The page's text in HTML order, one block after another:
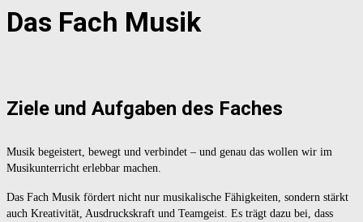
Das Fach Musik
Ziele und Aufgaben des Faches
Musik begeistert, bewegt und verbindet – und genau das wollen wir im
Musikunterricht erlebbar machen.
Das Fach Musik fördert nicht nur musikalische Fähigkeiten, sondern stärkt
auch Kreativität, Ausdruckskraft und Teamgeist. Es trägt dazu bei, dass